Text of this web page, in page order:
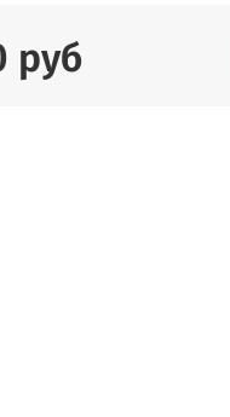
руб